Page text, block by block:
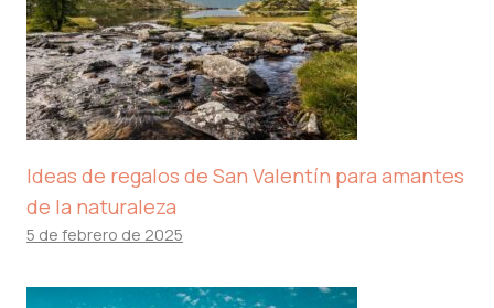
Ideas de regalos de San Valentín para amantes
de la naturaleza
5 de febrero de 2025